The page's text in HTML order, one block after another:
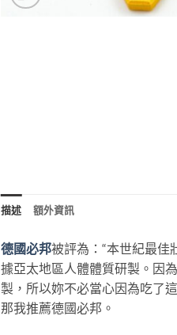
描述 額外資訊
德國必邦被評為：“本世紀最佳
據亞太地區人體體質研製。因
製，所以妳不必當心因為吃了
那我推薦德國必邦。